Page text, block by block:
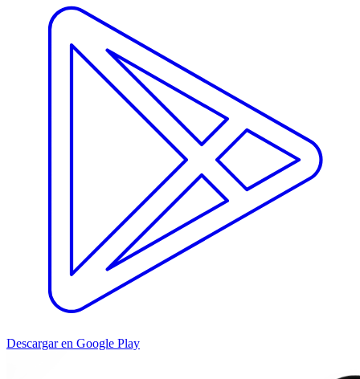
Descargar en Google Play